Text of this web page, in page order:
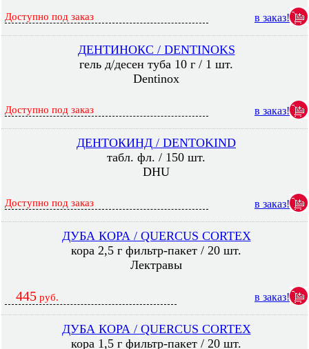
Доступно под заказ в заказ!
ДЕНТИНОКС / DENTINOKS
гель д/десен туба 10 г / 1 шт.
Dentinox
Доступно под заказ в заказ!
ДЕНТОКИНД / DENTOKIND
табл. фл. / 150 шт.
DHU
Доступно под заказ в заказ!
ДУБА КОРА / QUERCUS CORTEX
кора 2,5 г фильтр-пакет / 20 шт.
Лектравы
445 руб. в заказ!
ДУБА КОРА / QUERCUS CORTEX
кора 1,5 г фильтр-пакет / 20 шт.